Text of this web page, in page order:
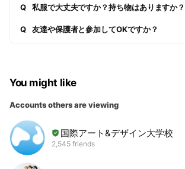
Q 私服で大丈夫ですか？持ち物はありますか？
Q 友達や保護者と参加してOKですか？
You might like
Accounts others are viewing
国際アート&デザイン大学校
2,545 friends